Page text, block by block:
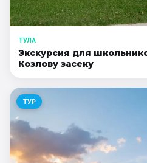
ТУЛА
Экскурсия для
Козлову засеку
ТУР